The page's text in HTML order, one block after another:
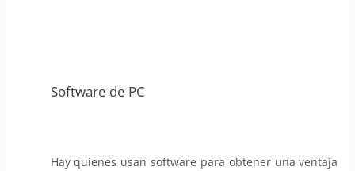
Software de PC
Hay quienes usan software para obtener una ventaja